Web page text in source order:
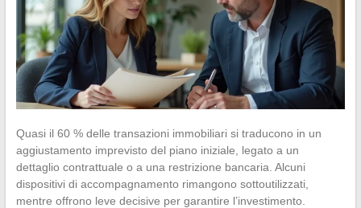
Quasi il 60 % delle transazioni immobiliari si traducono in un
aggiustamento imprevisto del piano iniziale, legato a un
dettaglio contrattuale o a una restrizione bancaria. Alcuni
dispositivi di accompagnamento rimangono sottoutilizzati,
mentre offrono leve decisive per garantire l’investimento.